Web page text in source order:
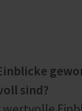
sind?